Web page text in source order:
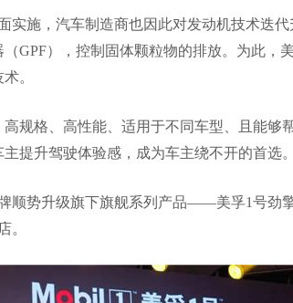
实施，汽车制造商也因此对发动机技术迭
GPF），控制固体颗粒物的排放。为此，
。
规格、高性能、适用于不同车型、且能够
提升驾驶体验感，成为车主绕不开的首选。
顺势升级旗下旗舰系列产品——美孚1号劲
。